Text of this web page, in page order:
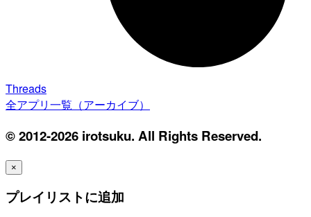
Threads
全アプリ一覧（アーカイブ）
© 2012-2026 irotsuku. All Rights Reserved.
×
プレイリストに追加